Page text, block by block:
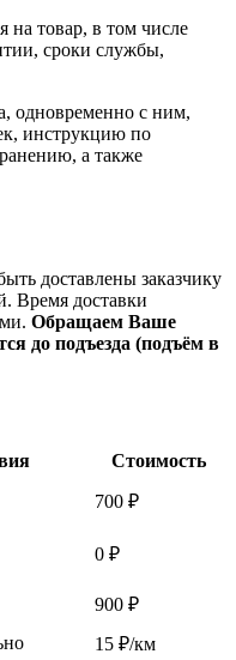
товар, в том числе
сроки службы,
одновременно с ним,
инструкцию по
а также
доставлены заказчику
Время доставки
Обращаем Ваше
до подъезда (подъём в
Стоимость
700 ₽
0 ₽
900 ₽
15 ₽/км